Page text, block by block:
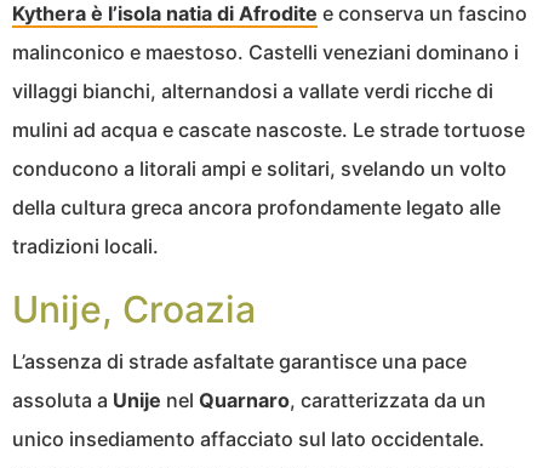
Kythera è l’isola natia di Afrodite e conserva un fascino
malinconico e maestoso. Castelli veneziani dominano i
villaggi bianchi, alternandosi a vallate verdi ricche di
mulini ad acqua e cascate nascoste. Le strade tortuose
conducono a litorali ampi e solitari, svelando un volto
della cultura greca ancora profondamente legato alle
tradizioni locali.
Unije, Croazia
L’assenza di strade asfaltate garantisce una pace
assoluta a Unije nel Quarnaro, caratterizzata da un
unico insediamento affacciato sul lato occidentale.